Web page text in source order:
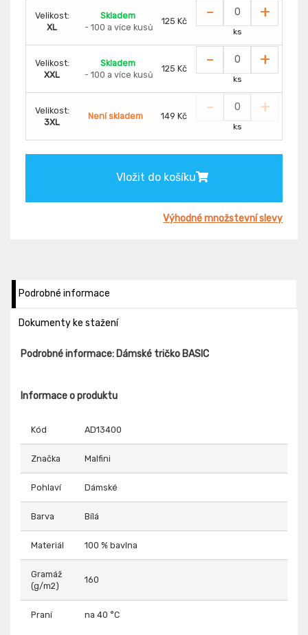
Velikost:
XL
Skladem
- 100 a více kusů
125 Kč - +
ks
Velikost:
XXL
Skladem
- 100 a více kusů
125 Kč - +
ks
Velikost:
3XL
Není skladem 149 Kč - +
ks
Vložit do košíku
Výhodné množstevní slevy
Podrobné informace
Dokumenty ke stažení
Podrobné informace: Dámské tričko BASIC
Informace o produktu
Kód AD13400
Značka Malfini
Pohlaví Dámské
Barva Bílá
Materiál 100 % bavlna
Gramáž
(g/m2)
160
Praní na 40 °C